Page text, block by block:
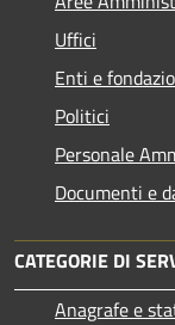
Uffici
Enti e
Politici
Personale
Documenti e
CATEGORIE DI
Anagrafe e